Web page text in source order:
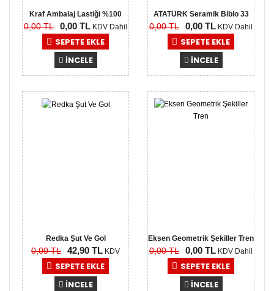
Kraf Ambalaj Lastiği %100
Kauç..
0,00 TL 0,00 TL KDV Dahil
SEPETE EKLE
İNCELE
ATATÜRK Seramik Biblo 33
cm
0,00 TL 0,00 TL KDV Dahil
SEPETE EKLE
İNCELE
-42,90
Redka Şut Ve Gol
0,00 TL 42,90 TL KDV
Dahil
SEPETE EKLE
İNCELE
0,00
Eksen Geometrik Şekiller Tren
0,00 TL 0,00 TL KDV Dahil
SEPETE EKLE
İNCELE